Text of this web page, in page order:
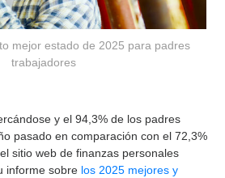
mejor estado de 2025 para padres
trabajadores
y el 94,3% de los padres
pasado en comparación con el 72,3%
sitio web de finanzas personales
informe sobre los 2025 mejores y